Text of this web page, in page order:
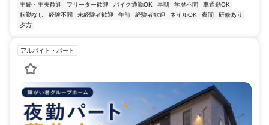
主婦・主夫歓迎
フリーター歓迎 バイク通勤OK 早朝 学歴不問
車通勤OK
転勤なし
経験不問 未経験者歓迎 午前 経験者歓迎 ネイルOK 夜間
研修あり
夕方
アルバイト・パート